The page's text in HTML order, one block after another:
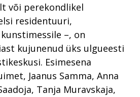
või perekondlikel
residentuuri,
–, on
kujunenud üks ulgueesti
Esimesena
Jaanus Samma, Anna
Tanja Muravskaja,